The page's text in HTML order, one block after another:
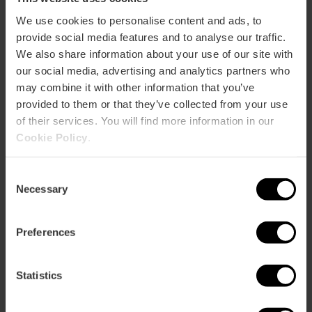
We use cookies to personalise content and ads, to
provide social media features and to analyse our traffic.
We also share information about your use of our site with
our social media, advertising and analytics partners who
may combine it with other information that you’ve
provided to them or that they’ve collected from your use
of their services. You will find more information in our
Cookie Policy
Selection
Necessary
Preferences
Statistics
Metro
L1,L2, L4
Bus
62,99
Avenida Cortes Valencianas, 59 46015 València